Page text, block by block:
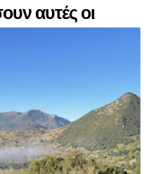
αυτές οι